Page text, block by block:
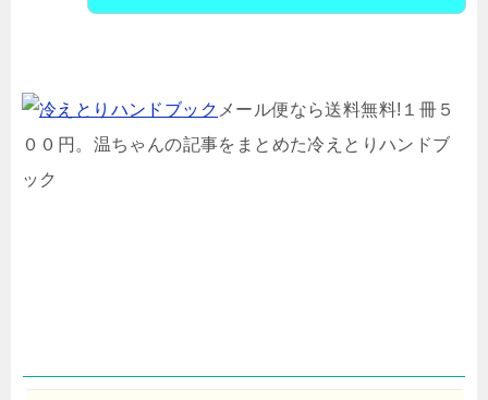
メール便なら送料無料!１冊５
００円。温ちゃんの記事をまとめた冷えとりハンドブ
ック